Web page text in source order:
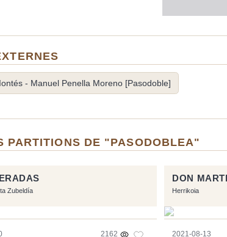
- Manuel Penella Moreno [Pasodoble]
PARTITIONS DE "PASODOBLEA"
Zubeldía
2162
DON
Herrikoia
2021-08-13